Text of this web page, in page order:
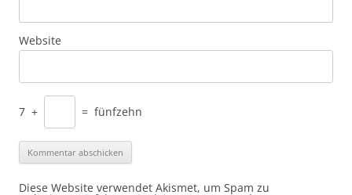
Website
7 + = fünfzehn
Diese Website verwendet Akismet, um Spam zu